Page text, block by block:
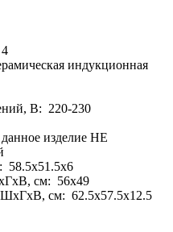
индукционная
В: 220-230
изделие НЕ
58.5x51.5x6
см: 56x49
ШхГхВ, см: 62.5x57.5x12.5